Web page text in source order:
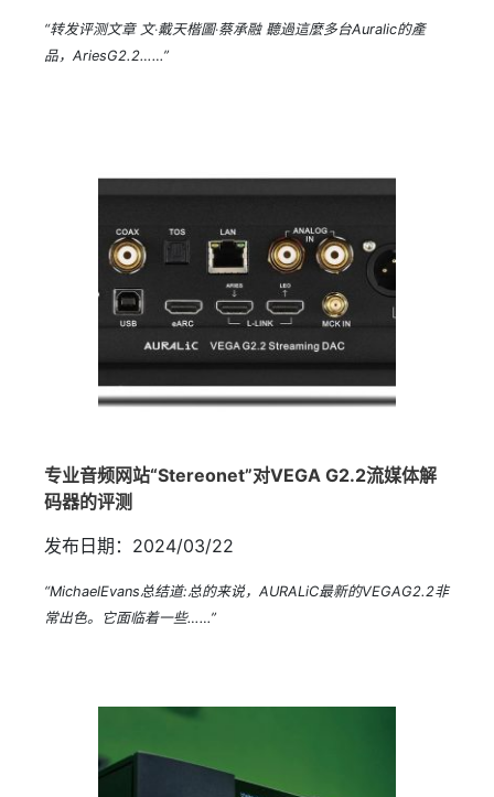
“转发评测文章 文‧戴天楷圖‧蔡承融 聽過這麼多台Auralic的產
品，AriesG2.2……”
专业音频网站“Stereonet”对VEGA G2.2流媒体解
码器的评测
发布日期：2024/03/22
“MichaelEvans总结道:总的来说，AURALiC最新的VEGAG2.2非
常出色。它面临着一些……”